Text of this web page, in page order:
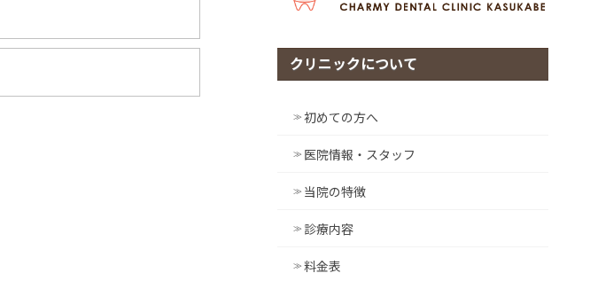
クリニックについて
初めての方へ
医院情報・スタッフ
当院の特徴
診療内容
料金表